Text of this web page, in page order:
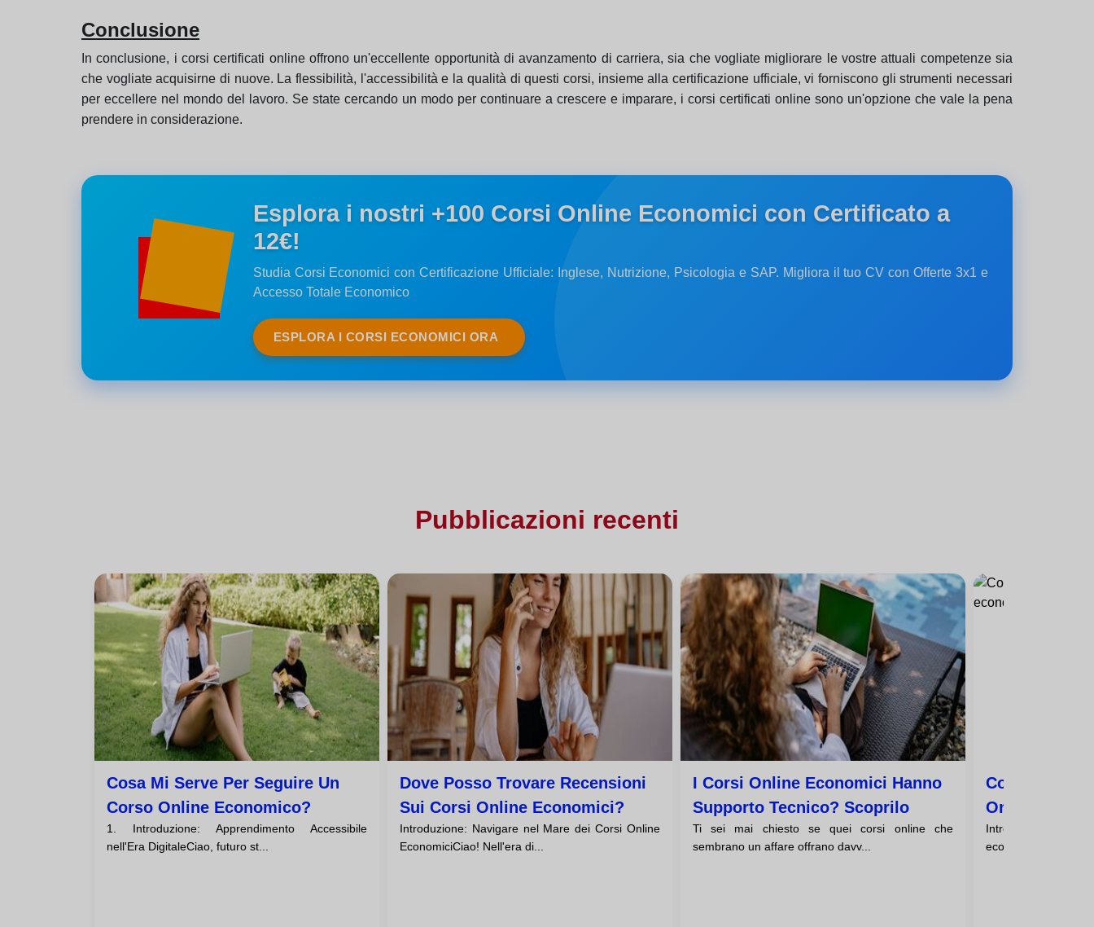
Conclusione
In conclusione, i corsi certificati online offrono un'eccellente opportunità di avanzamento di carriera, sia che vogliate migliorare le vostre attuali competenze sia
che vogliate acquisirne di nuove. La flessibilità, l'accessibilità e la qualità di questi corsi, insieme alla certificazione ufficiale, vi forniscono gli strumenti necessari
per eccellere nel mondo del lavoro. Se state cercando un modo per continuare a crescere e imparare, i corsi certificati online sono un'opzione che vale la pena
prendere in considerazione.
Esplora i nostri +100 Corsi Online Economici con Certificato a
12€!
Studia Corsi Economici con Certificazione Ufficiale: Inglese, Nutrizione, Psicologia e SAP. Migliora il tuo CV con Offerte 3x1 e
Accesso Totale Economico
ESPLORA I CORSI ECONOMICI ORA
Pubblicazioni recenti
Cosa Mi Serve Per Seguire Un
Corso Online Economico?
1. Introduzione: Apprendimento Accessibile
nell'Era DigitaleCiao, futuro st...
Dove Posso Trovare Recensioni
Sui Corsi Online Economici?
Introduzione: Navigare nel Mare dei Corsi Online
EconomiciCiao! Nell'era di...
I Corsi Online Economici Hanno
Supporto Tecnico? Scoprilo
Ti sei mai chiesto se quei corsi online che
sembrano un affare offrano davv...
Come Posso
Online
Introduzione:
economiciNel